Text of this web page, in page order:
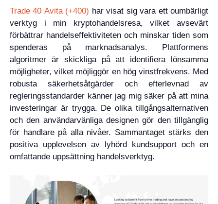
Trade 40 Avita (+400) har visat sig vara ett oumbärligt
verktyg i min kryptohandelsresa, vilket avsevärt
förbättrar handelseffektiviteten och minskar tiden som
spenderas på marknadsanalys. Plattformens
algoritmer är skickliga på att identifiera lönsamma
möjligheter, vilket möjliggör en hög vinstfrekvens. Med
robusta säkerhetsåtgärder och efterlevnad av
regleringsstandarder känner jag mig säker på att mina
investeringar är trygga. De olika tillgångsalternativen
och den användarvänliga designen gör den tillgänglig
för handlare på alla nivåer. Sammantaget stärks den
positiva upplevelsen av lyhörd kundsupport och en
omfattande uppsättning handelsverktyg.